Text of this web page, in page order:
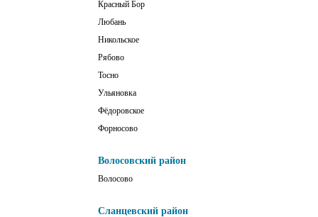
Красный Бор
Любань
Никольское
Рябово
Тосно
Ульяновка
Фёдоровское
Форносово
Волосовский район
Волосово
Сланцевский район